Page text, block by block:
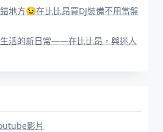
地方😉在比比昂買DJ裝備不用當盤
活的新日常——在比比昂，與迷人
影片